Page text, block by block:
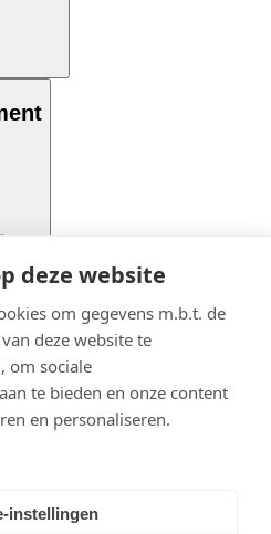
deze website
om gegevens m.b.t. de
deze website te
om sociale
te bieden en onze content
en personaliseren.
instellingen